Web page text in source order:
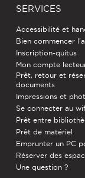
SERVICES
Accessibilité et
Bien commencer
Inscription-quitus
Mon compte
Prêt, retour et
documents
Impressions et
Se connecter au
Prêt entre
Prêt de matériel
Emprunter un PC
Réserver des
Une question ?